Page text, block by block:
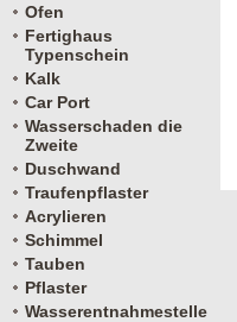
Ofen
Fertighaus
Typenschein
Kalk
Car Port
Wasserschaden die
Zweite
Duschwand
Traufenpflaster
Acrylieren
Schimmel
Tauben
Pflaster
Wasserentnahmestelle